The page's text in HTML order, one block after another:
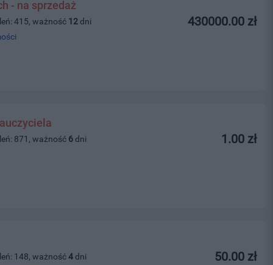
- na sprzedaż
430000.00 zł
415, ważność 12 dni
1.00 zł
871, ważność 6 dni
50.00 zł
148, ważność4 dni